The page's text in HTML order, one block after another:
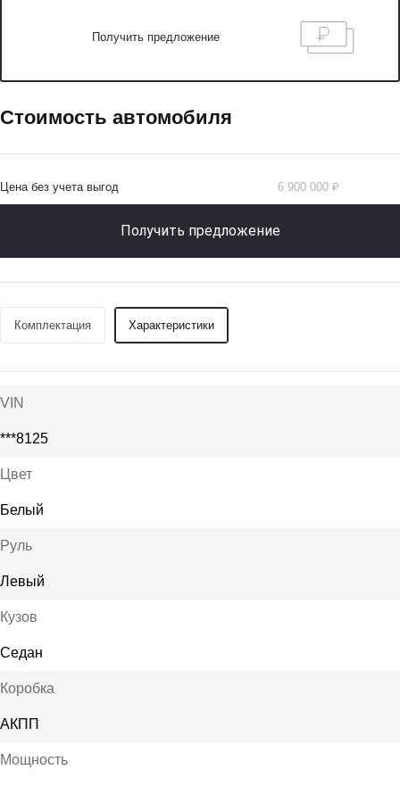
Получить предложение
Стоимость автомобиля
Цена без учета выгод 6 900 000 ₽
Получить предложение
Комплектация Характеристики
VIN
***8125
Цвет
Белый
Руль
Левый
Кузов
Седан
Коробка
АКПП
Мощность